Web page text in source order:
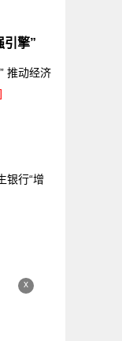
引擎”
推动经济
银行“增
x